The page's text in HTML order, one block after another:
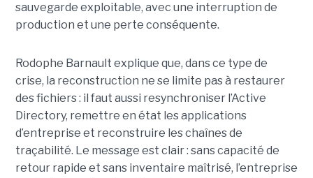
sauvegarde exploitable, avec une interruption de
production et une perte conséquente.
Rodophe Barnault explique que, dans ce type de
crise, la reconstruction ne se limite pas à restaurer
des fichiers : il faut aussi resynchroniser l’Active
Directory, remettre en état les applications
d’entreprise et reconstruire les chaînes de
traçabilité. Le message est clair : sans capacité de
retour rapide et sans inventaire maîtrisé, l’entreprise